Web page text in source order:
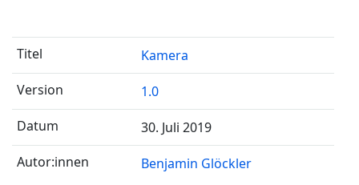
Kamera
1.0
30. Juli 2019
Benjamin Glöckler